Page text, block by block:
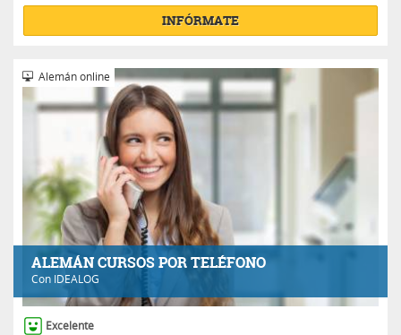
INFÓRMATE
ALEMÁN CURSOS POR TELÉFONO
Con IDEALOG
Alemán online
Excelente